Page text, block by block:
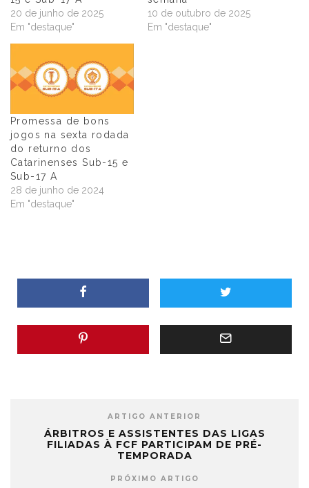
20 de junho de 2025
Em "destaque"
10 de outubro de 2025
Em "destaque"
Promessa de bons
jogos na sexta rodada
do returno dos
Catarinenses Sub-15 e
Sub-17 A
28 de junho de 2024
Em "destaque"
ARTIGO ANTERIOR
ÁRBITROS E ASSISTENTES DAS LIGAS
FILIADAS À FCF PARTICIPAM DE PRÉ-
TEMPORADA
PRÓXIMO ARTIGO